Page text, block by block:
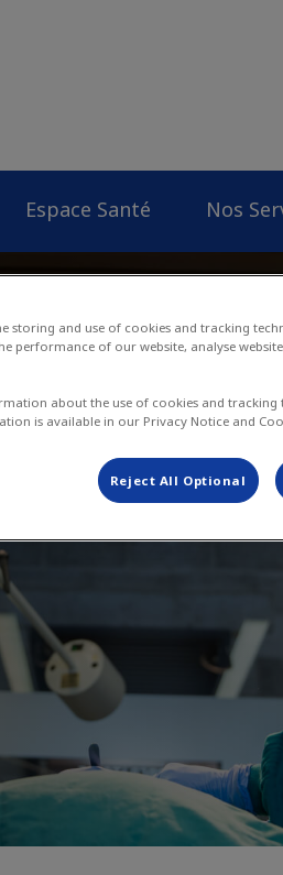
Espace Santé Nos
storing and use of cookies and tracking
performance of our website, analyse
about the use of cookies and
is available in our Privacy Notice and
Reject All Optional